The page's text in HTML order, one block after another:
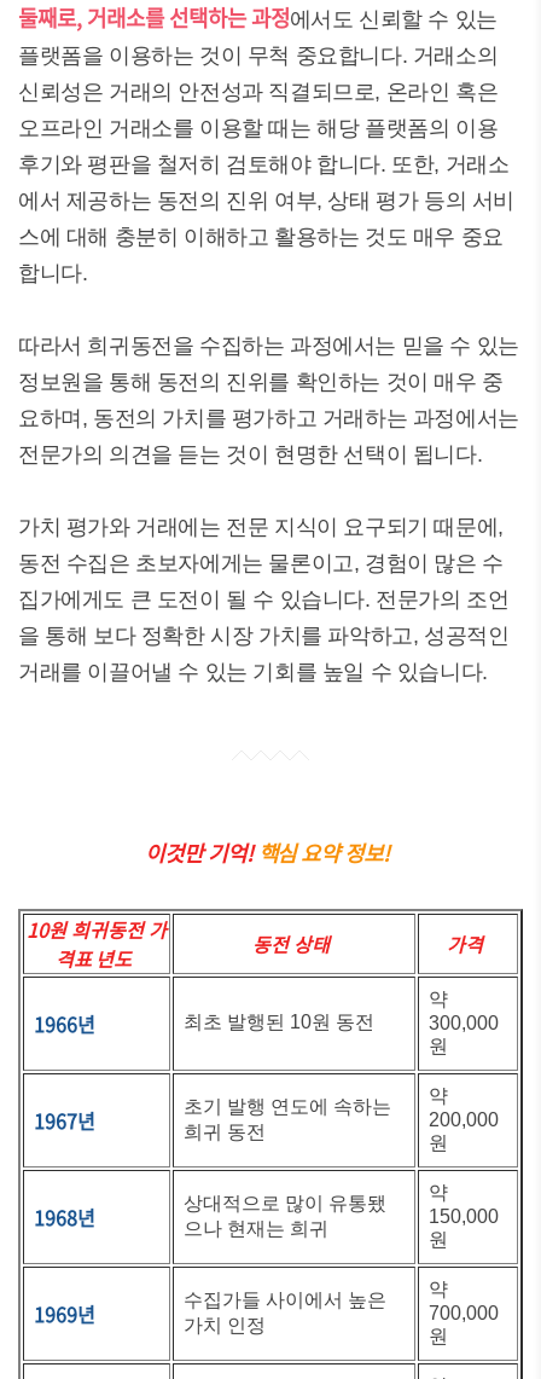
둘째로, 거래소를 선택하는 과정에서도 신뢰할 수 있는
플랫폼을 이용하는 것이 무척 중요합니다. 거래소의
신뢰성은 거래의 안전성과 직결되므로, 온라인 혹은
오프라인 거래소를 이용할 때는 해당 플랫폼의 이용
후기와 평판을 철저히 검토해야 합니다. 또한, 거래소
에서 제공하는 동전의 진위 여부, 상태 평가 등의 서비
스에 대해 충분히 이해하고 활용하는 것도 매우 중요
합니다.
따라서 희귀동전을 수집하는 과정에서는 믿을 수 있는
정보원을 통해 동전의 진위를 확인하는 것이 매우 중
요하며, 동전의 가치를 평가하고 거래하는 과정에서는
전문가의 의견을 듣는 것이 현명한 선택이 됩니다.
가치 평가와 거래에는 전문 지식이 요구되기 때문에,
동전 수집은 초보자에게는 물론이고, 경험이 많은 수
집가에게도 큰 도전이 될 수 있습니다. 전문가의 조언
을 통해 보다 정확한 시장 가치를 파악하고, 성공적인
거래를 이끌어낼 수 있는 기회를 높일 수 있습니다.
이것만 기억!핵심 요약 정보!
10원 희귀동전 가
격표 년도
동전 상태 가격
1966년 최초 발행된 10원 동전
약
300,000
원
1967년
초기 발행 연도에 속하는
희귀 동전
약
200,000
원
1968년
상대적으로 많이 유통됐
으나 현재는 희귀
약
150,000
원
1969년
수집가들 사이에서 높은
가치 인정
약
700,000
원